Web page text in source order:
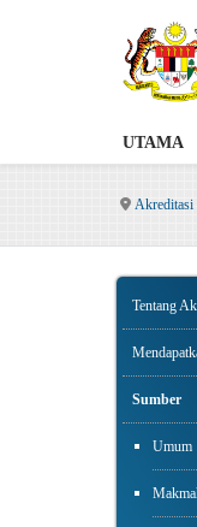
UTAMA
Akreditasi
Tentang
Sumber
Umum